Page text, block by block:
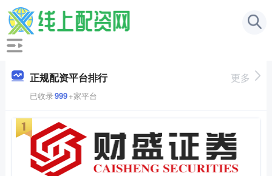
正规配资平台排行
已收录999+家平台
更多